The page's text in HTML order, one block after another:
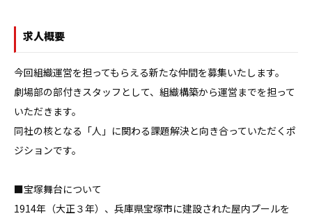
求人概要
今回組織運営を担ってもらえる新たな仲間を募集いたします。
劇場部の部付きスタッフとして、組織構築から運営までを担って
いただきます。
同社の核となる「人」に関わる課題解決と向き合っていただくポ
ジションです。
■宝塚舞台について
1914年（大正３年）、兵庫県宝塚市に建設された屋内プールを